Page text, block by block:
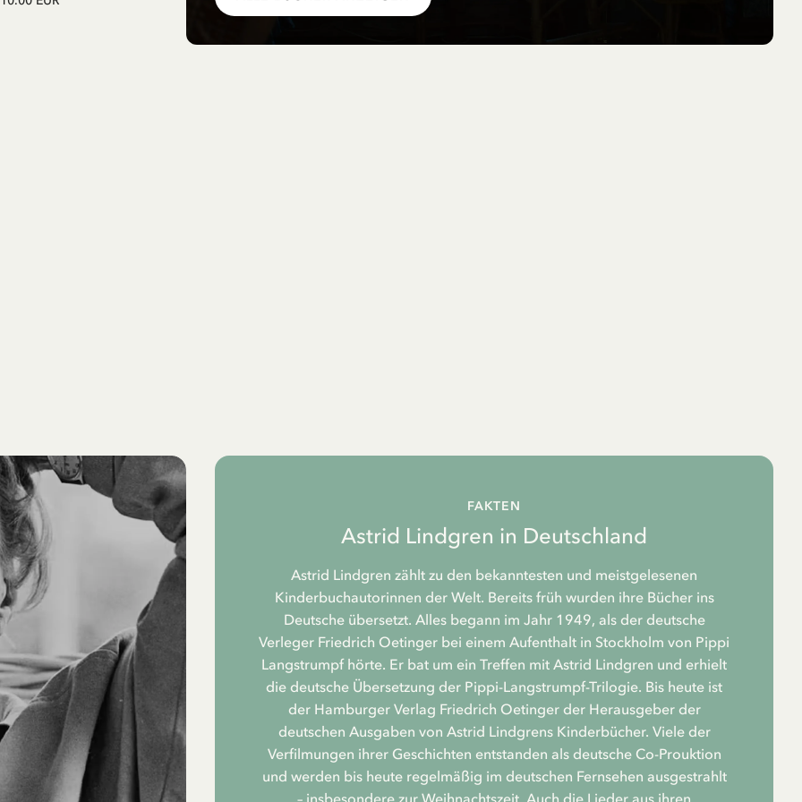
FAKTEN
Astrid Lindgren in Deutschland
Astrid Lindgren zählt zu den bekanntesten und meistgelesenen
Kinderbuchautorinnen der Welt. Bereits früh wurden ihre Bücher ins
Deutsche übersetzt. Alles begann im Jahr 1949, als der deutsche
Verleger Friedrich Oetinger bei einem Aufenthalt in Stockholm von Pippi
Langstrumpf hörte. Er bat um ein Treffen mit Astrid Lindgren und erhielt
die deutsche Übersetzung der Pippi-Langstrumpf-Trilogie. Bis heute ist
der Hamburger Verlag Friedrich Oetinger der Herausgeber der
deutschen Ausgaben von Astrid Lindgrens Kinderbücher. Viele der
Verfilmungen ihrer Geschichten entstanden als deutsche Co-Prouktion
und werden bis heute regelmäßig im deutschen Fernsehen ausgestrahlt
– insbesondere zur Weihnachtszeit. Auch die Lieder aus ihren